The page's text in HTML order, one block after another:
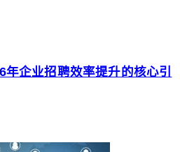
企业招聘效率提升的核心引